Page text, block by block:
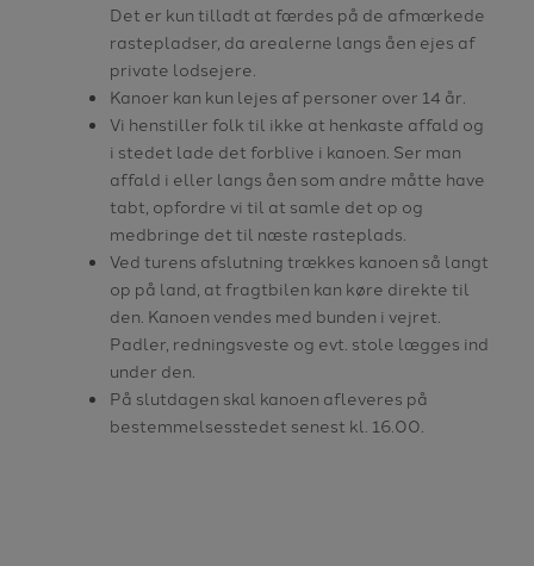
Det er kun tilladt at færdes på de afmærkede
rastepladser, da arealerne langs åen ejes af
private lodsejere.
Kanoer kan kun lejes af personer over 14 år.
Vi henstiller folk til ikke at henkaste affald og
i stedet lade det forblive i kanoen. Ser man
affald i eller langs åen som andre måtte have
tabt, opfordre vi til at samle det op og
medbringe det til næste rasteplads.
Ved turens afslutning trækkes kanoen så langt
op på land, at fragtbilen kan køre direkte til
den. Kanoen vendes med bunden i vejret.
Padler, redningsveste og evt. stole lægges ind
under den.
På slutdagen skal kanoen afleveres på
bestemmelsesstedet senest kl. 16.00.